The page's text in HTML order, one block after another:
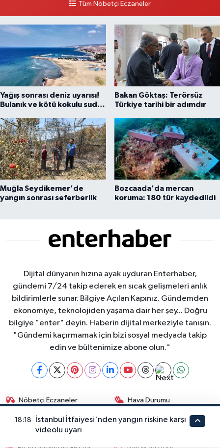
Yol Tarifi Al
Tüm Nöbetçi Eczaneler
Yağış sonrası deniz uyarısı!
Bulanık ve kötü kokulu suda
Bakan Göktaş: Terörsüz
Türkiye tarihi bir adımdır
Muğla Seydikemer'de
yangın sonrası seferberlik
Bozcaada'da mercan
koruma: 180 tür kaydedildi
Dijital dünyanın hızına ayak uyduran Enterhaber,
gündemi 7/24 takip ederek en sıcak gelişmeleri anlık
bildirimlerle sunar. Bilgiye Açılan Kapınız. Gündemden
ekonomiye, teknolojiden yaşama dair her şey... Doğru
bilgiye "enter" deyin. Haberin dijital merkeziyle tanışın.
"Gündemi kaçırmamak için bizi sosyal medyada takip
edin ve bültenimize abone olun."
Nöbetçi Eczaneler Hava Durumu
İstanbul Namaz Vakitleri Trafik Durumu
18:18
İstanbul İtfaiyesi'nden yangın riskine karşı
videolu uyarı